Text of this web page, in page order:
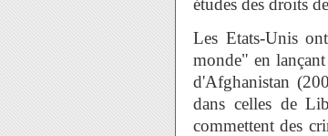
études des droits
Les Etats-Unis
monde" en
d'Afghanistan
dans celles de
commettent des